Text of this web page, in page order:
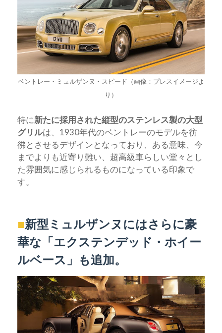
ベントレー・ミュルザンヌ・スピード（画像：プレスイメージよ
り）
特に新たに採用された縦型のステンレス製の大型
グリルは、1930年代のベントレーのモデルを彷
彿とさせるデザインとなっており、ある意味、今
までよりも近寄り難い、超高級車らしい堂々とし
た雰囲気に感じられるものになっている印象で
す。
■新型ミュルザンヌにはさらに豪
華な「エクステンデッド・ホイー
ルベース」も追加。